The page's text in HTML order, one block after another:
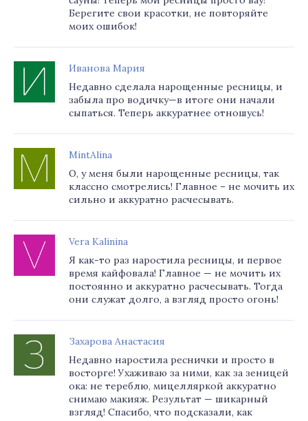
Берегите свои красотки, не повторяйте
моих ошибок!
Иванова Мария
Недавно сделала нарощенные ресницы, и
забыла про водичку—в итоге они начали
сыпаться. Теперь аккуратнее отношусь!
MintAlina
О, у меня были нарощенные ресницы, так
классно смотрелись! Главное – не мочить их
сильно и аккуратно расчесывать.
Vera Kalinina
Я как-то раз наростила ресницы, и первое
время кайфовала! Главное — не мочить их
постоянно и аккуратно расчесывать. Тогда
они служат долго, а взгляд просто огонь!
Захарова Анастасия
Недавно наростила реснички и просто в
восторге! Ухаживаю за ними, как за зеницей
ока: не тереблю, мицелляркой аккуратно
снимаю макияж. Результат — шикарный
взгляд! Спасибо, что подсказали, как